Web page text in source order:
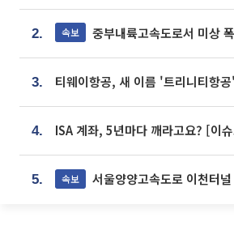
2. 속보 중부내륙고속도로서 미상
3.
4. ISA 계좌, 5년마다 깨라고요? [이
5. 속보 서울양양고속도로 이천터